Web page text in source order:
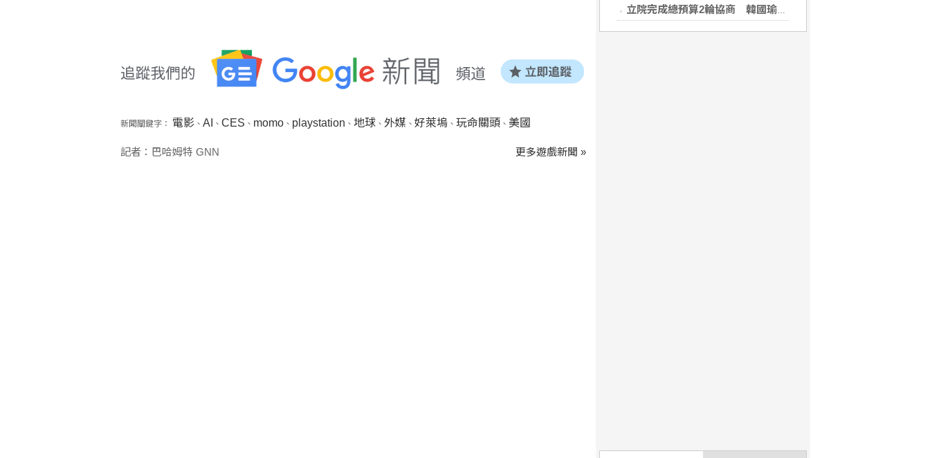
立院完成總預算2輪協商 韓國瑜：下週進行後續處理
新聞關鍵字： 電影、 AI 、 CES 、 momo、 playstation 、 地球、 外媒 、 好萊塢、 玩命關頭 、 美國
記者：巴哈姆特 GNN 更多遊戲新聞 »